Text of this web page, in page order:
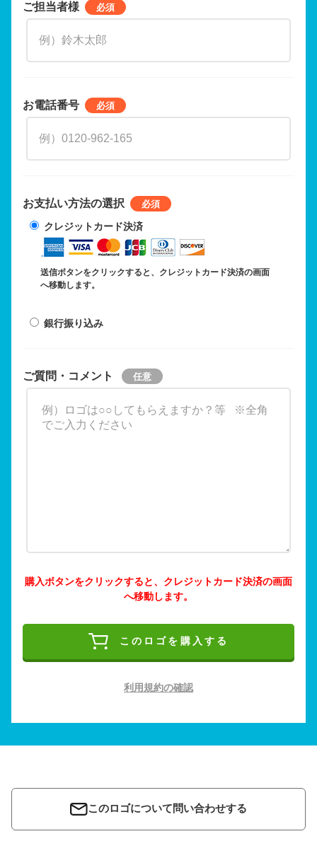
ご担当者様
お電話番号
お支払い方法の選択
クレジットカード決済
送信ボタンをクリックすると、クレジットカード決済の画面
へ移動します。
銀行振り込み
ご質問・コメント
購入ボタンをクリックすると、クレジットカード決済の画面
へ移動します。
このロゴを購入する
利用規約の確認
このロゴについて問い合わせする